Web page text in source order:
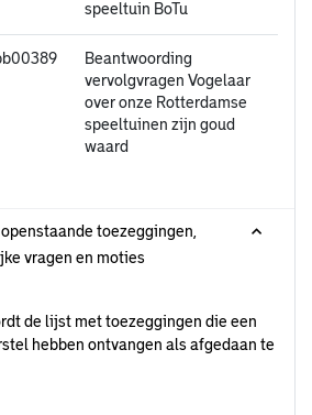
speeltuin BoTu
Beantwoording
vervolgvragen Vogelaar
over onze Rotterdamse
speeltuinen zijn goud
waard
toezeggingen,
vragen en moties
de lijst met toezeggingen die een
hebben ontvangen als afgedaan te